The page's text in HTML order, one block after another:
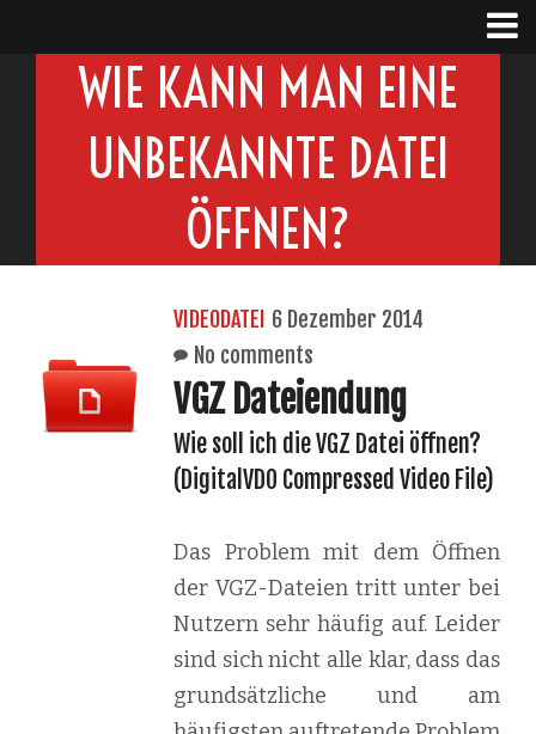
WIE KANN MAN EINE
UNBEKANNTE DATEI
ÖFFNEN?
VIDEODATEI 6 Dezember 2014
No comments
VGZ Dateiendung
Wie soll ich die VGZ Datei öffnen?
(DigitalVDO Compressed Video File)
Das Problem mit dem Öffnen
der VGZ-Dateien tritt unter bei
Nutzern sehr häufig auf. Leider
sind sich nicht alle klar, dass das
grundsätzliche und am